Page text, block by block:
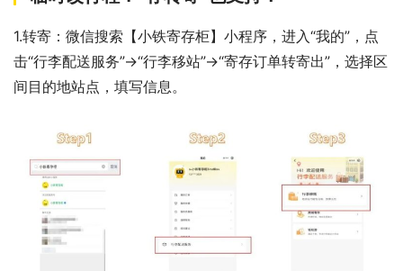
1.转寄：微信搜索【小铁寄存柜】小程序，进入“我的”，点
击“行李配送服务”→“行李移站”→“寄存订单转寄出”，选择区
间目的地站点，填写信息。